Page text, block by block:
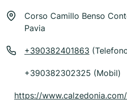
Corso Camillo Benso
Pavia
+390382401863
+390382302325 (Mobil)
https://